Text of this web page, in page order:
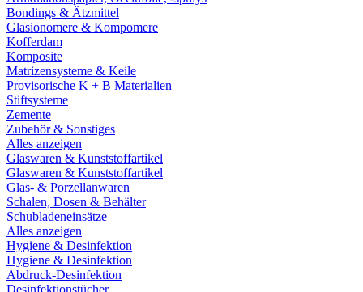
Bondings & Ätzmittel
Glasionomere & Kompomere
Kofferdam
Komposite
Matrizensysteme & Keile
Provisorische K + B Materialien
Stiftsysteme
Zemente
Zubehör & Sonstiges
Alles anzeigen
Glaswaren & Kunststoffartikel
Glaswaren & Kunststoffartikel
Glas- & Porzellanwaren
Schalen, Dosen & Behälter
Schubladeneinsätze
Alles anzeigen
Hygiene & Desinfektion
Hygiene & Desinfektion
Abdruck-Desinfektion
Desinfektionstücher